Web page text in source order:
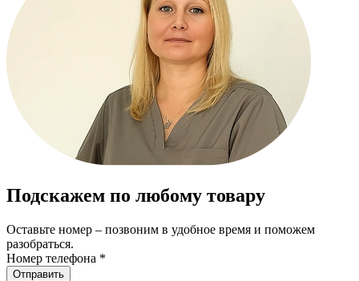
Подскажем по любому товару
Оставьте номер – позвоним в удобное время и поможем
разобраться.
Номер телефона *
Отправить